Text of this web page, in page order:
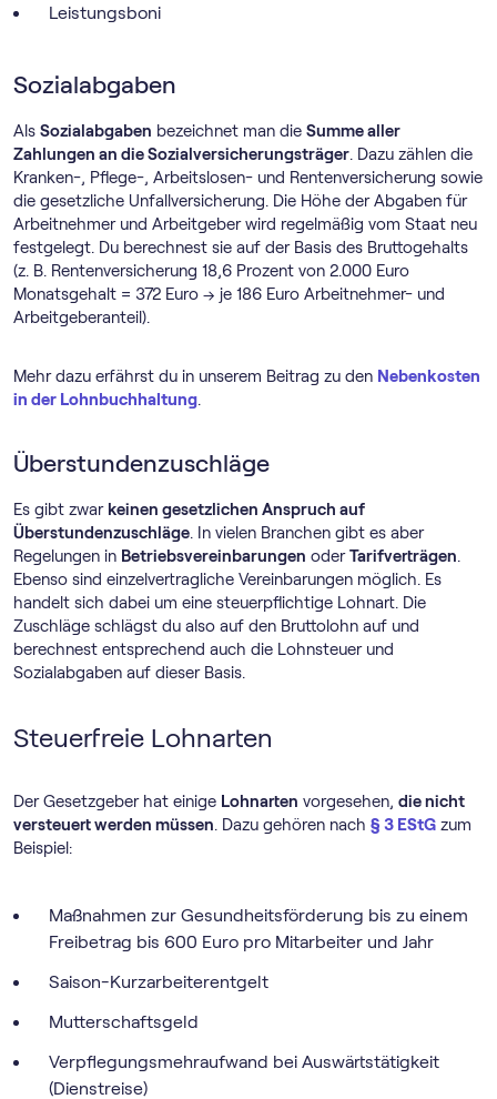
Leistungsboni
Sozialabgaben
Als Sozialabgaben bezeichnet man die Summe aller
Zahlungen an die Sozialversicherungsträger. Dazu zählen die
Kranken-, Pflege-, Arbeitslosen- und Rentenversicherung sowie
die gesetzliche Unfallversicherung. Die Höhe der Abgaben für
Arbeitnehmer und Arbeitgeber wird regelmäßig vom Staat neu
festgelegt. Du berechnest sie auf der Basis des Bruttogehalts
(z. B. Rentenversicherung 18,6 Prozent von 2.000 Euro
Monatsgehalt = 372 Euro → je 186 Euro Arbeitnehmer- und
Arbeitgeberanteil).
Mehr dazu erfährst du in unserem Beitrag zu den Nebenkosten
in der Lohnbuchhaltung.
Überstundenzuschläge
Es gibt zwar keinen gesetzlichen Anspruch auf
Überstundenzuschläge. In vielen Branchen gibt es aber
Regelungen in Betriebsvereinbarungen oderTarifverträgen.
Ebenso sind einzelvertragliche Vereinbarungen möglich. Es
handelt sich dabei um eine steuerpflichtige Lohnart. Die
Zuschläge schlägst du also auf den Bruttolohn auf und
berechnest entsprechend auch die Lohnsteuer und
Sozialabgaben auf dieser Basis.
Steuerfreie Lohnarten
Der Gesetzgeber hat einige Lohnarten vorgesehen, die nicht
versteuert werden müssen. Dazu gehören nach § 3 EStG zum
Beispiel:
Maßnahmen zur Gesundheitsförderung bis zu einem
Freibetrag bis 600 Euro pro Mitarbeiter und Jahr
Saison-Kurzarbeiterentgelt
Mutterschaftsgeld
Verpflegungsmehraufwand bei Auswärtstätigkeit
(Dienstreise)